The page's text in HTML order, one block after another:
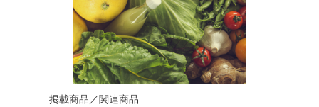
掲載商品／関連商品